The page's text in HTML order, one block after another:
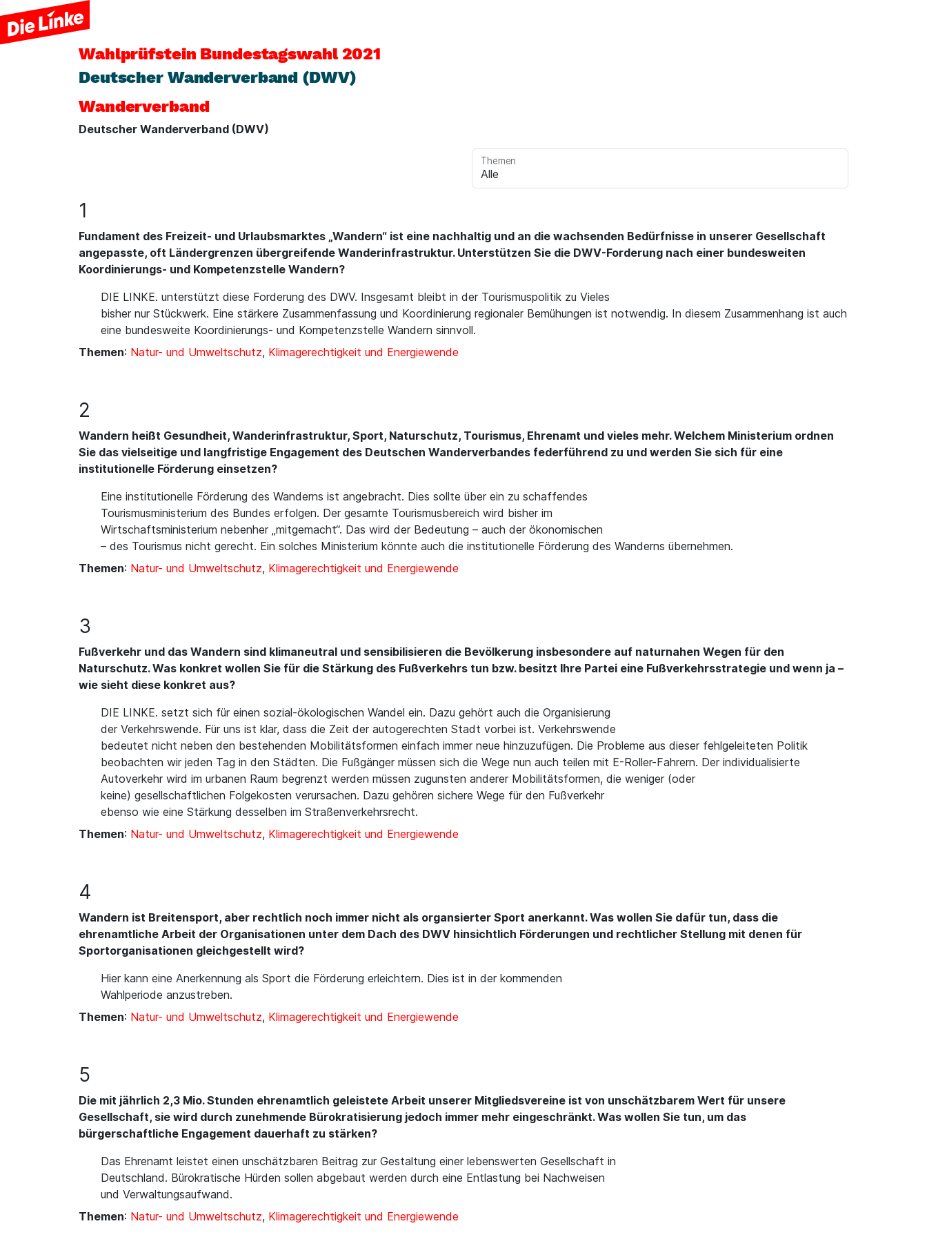
Wahlprüfstein Bundestagswahl 2021
Deutscher Wanderverband (DWV)
Wanderverband
Deutscher Wanderverband (DWV)
Themen
1
Fundament des Freizeit- und Urlaubsmarktes „Wandern“ ist eine nachhaltig und an die wachsenden Bedürfnisse in unserer Gesellschaft
angepasste, oft Ländergrenzen übergreifende Wanderinfrastruktur. Unterstützen Sie die DWV-Forderung nach einer bundesweiten
Koordinierungs- und Kompetenzstelle Wandern?
DIE LINKE. unterstützt diese Forderung des DWV. Insgesamt bleibt in der Tourismuspolitik zu Vieles
bisher nur Stückwerk. Eine stärkere Zusammenfassung und Koordinierung regionaler Bemühungen ist notwendig. In diesem Zusammenhang ist auch
eine bundesweite Koordinierungs- und Kompetenzstelle Wandern sinnvoll.
Themen: Natur- und Umweltschutz, Klimagerechtigkeit und Energiewende
2
Wandern heißt Gesundheit, Wanderinfrastruktur, Sport, Naturschutz, Tourismus, Ehrenamt und vieles mehr. Welchem Ministerium ordnen
Sie das vielseitige und langfristige Engagement des Deutschen Wanderverbandes federführend zu und werden Sie sich für eine
institutionelle Förderung einsetzen?
Eine institutionelle Förderung des Wanderns ist angebracht. Dies sollte über ein zu schaffendes
Tourismusministerium des Bundes erfolgen. Der gesamte Tourismusbereich wird bisher im
Wirtschaftsministerium nebenher „mitgemacht“. Das wird der Bedeutung – auch der ökonomischen
– des Tourismus nicht gerecht. Ein solches Ministerium könnte auch die institutionelle Förderung des Wanderns übernehmen.
Themen: Natur- und Umweltschutz, Klimagerechtigkeit und Energiewende
3
Fußverkehr und das Wandern sind klimaneutral und sensibilisieren die Bevölkerung insbesondere auf naturnahen Wegen für den
Naturschutz. Was konkret wollen Sie für die Stärkung des Fußverkehrs tun bzw. besitzt Ihre Partei eine Fußverkehrsstrategie und wenn ja –
wie sieht diese konkret aus?
DIE LINKE. setzt sich für einen sozial-ökologischen Wandel ein. Dazu gehört auch die Organisierung
der Verkehrswende. Für uns ist klar, dass die Zeit der autogerechten Stadt vorbei ist. Verkehrswende
bedeutet nicht neben den bestehenden Mobilitätsformen einfach immer neue hinzuzufügen. Die Probleme aus dieser fehlgeleiteten Politik
beobachten wir jeden Tag in den Städten. Die Fußgänger müssen sich die Wege nun auch teilen mit E-Roller-Fahrern. Der individualisierte
Autoverkehr wird im urbanen Raum begrenzt werden müssen zugunsten anderer Mobilitätsformen, die weniger (oder
keine) gesellschaftlichen Folgekosten verursachen. Dazu gehören sichere Wege für den Fußverkehr
ebenso wie eine Stärkung desselben im Straßenverkehrsrecht.
Themen: Natur- und Umweltschutz, Klimagerechtigkeit und Energiewende
4
Wandern ist Breitensport, aber rechtlich noch immer nicht als organsierter Sport anerkannt. Was wollen Sie dafür tun, dass die
ehrenamtliche Arbeit der Organisationen unter dem Dach des DWV hinsichtlich Förderungen und rechtlicher Stellung mit denen für
Sportorganisationen gleichgestellt wird?
Hier kann eine Anerkennung als Sport die Förderung erleichtern. Dies ist in der kommenden
Wahlperiode anzustreben.
Themen: Natur- und Umweltschutz, Klimagerechtigkeit und Energiewende
5
Die mit jährlich 2,3 Mio. Stunden ehrenamtlich geleistete Arbeit unserer Mitgliedsvereine ist von unschätzbarem Wert für unsere
Gesellschaft, sie wird durch zunehmende Bürokratisierung jedoch immer mehr eingeschränkt. Was wollen Sie tun, um das
bürgerschaftliche Engagement dauerhaft zu stärken?
Das Ehrenamt leistet einen unschätzbaren Beitrag zur Gestaltung einer lebenswerten Gesellschaft in
Deutschland. Bürokratische Hürden sollen abgebaut werden durch eine Entlastung bei Nachweisen
und Verwaltungsaufwand.
Themen: Natur- und Umweltschutz, Klimagerechtigkeit und Energiewende